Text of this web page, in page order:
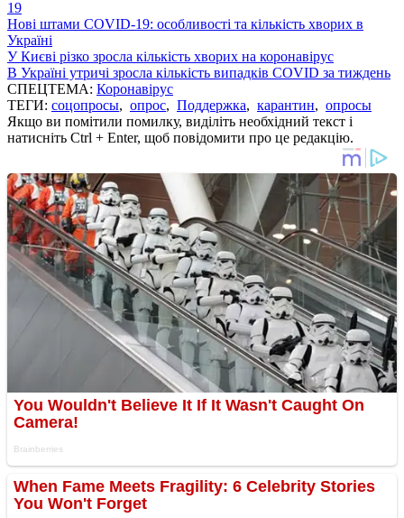
19
Нові штами COVID-19: особливості та кількість хворих в
Україні
У Києві різко зросла кількість хворих на коронавірус
В Україні утричі зросла кількість випадків COVID за тиждень
СПЕЦТЕМА: Коронавірус
ТЕГИ: соцопросы, опрос, Поддержка, карантин, опросы
Якщо ви помітили помилку, виділіть необхідний текст і
натисніть Ctrl + Enter, щоб повідомити про це редакцію.